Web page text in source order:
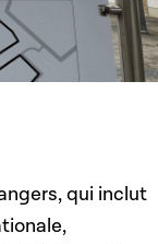
qui inclut